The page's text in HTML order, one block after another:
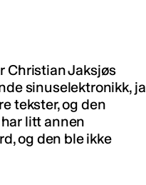
Christian Jaksjøs
sinuselektronikk, ja
tekster, og den
litt annen
og den ble ikke